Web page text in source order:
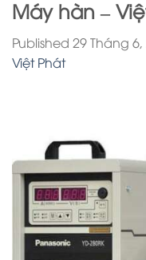
Máy hàn –
Published 29 Tháng 6,
Việt Phát